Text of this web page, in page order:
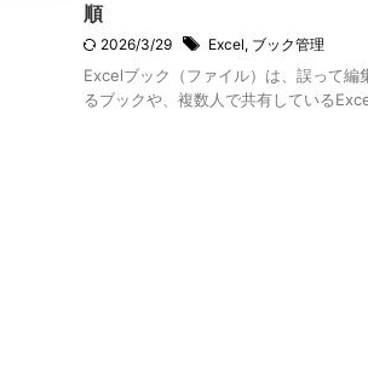
順
2026/3/29 Excel, ブック管理
Excelブック（ファイル）は、誤って
るブックや、複数人で共有している